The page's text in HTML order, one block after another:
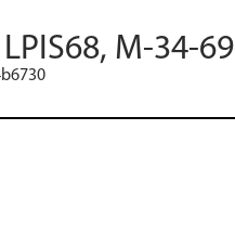
M-34-